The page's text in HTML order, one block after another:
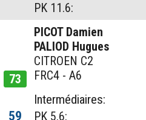
PK 11.6:
73
PICOT Damien
PALIOD Hugues
CITROEN C2
FRC4 - A6
59
Intermédiaires:
PK 5.6: